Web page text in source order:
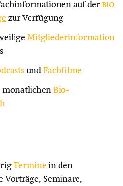
auf der bio
zur Verfügung
Mitgliederinformation
und Fachfilme
monatlichen Bio-
Termine in den
Vorträge, Seminare,